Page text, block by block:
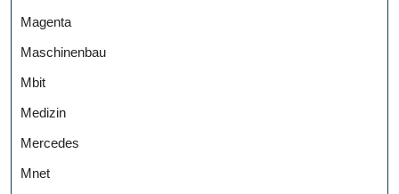
Magenta
Maschinenbau
Mbit
Medizin
Mercedes
Mnet